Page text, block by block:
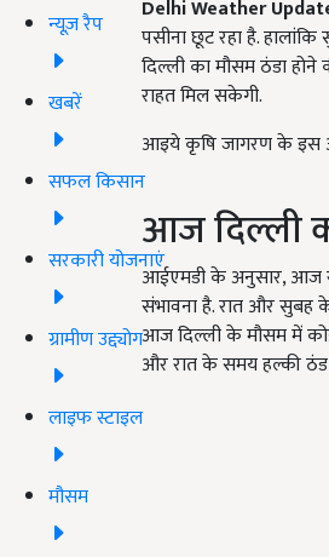
न्यूज़ रैप
खबरें
सफल किसान
सरकारी योजनाएं
ग्रामीण उद्द्योग
लाइफ स्टाइल
मौसम
Delhi Weather
पसीना छूट रहा है.
दिल्ली का मौसम ठंडा
राहत मिल सकेगी.
आइये कृषि जागरण के इस
आज दिल्ली
आईएमडी के अनुसार, आज
संभावना है. रात और सुबह
आज दिल्ली के मौसम में
और रात के समय हल्की ठंड